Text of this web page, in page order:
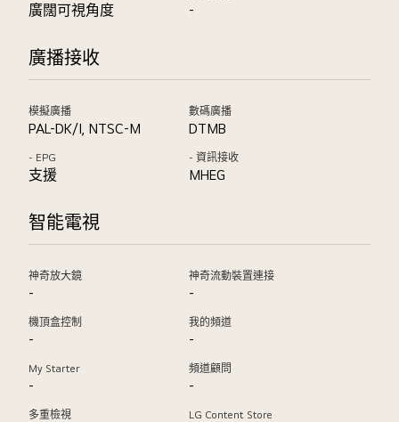
廣闊可視角度 -
廣播接收
模擬廣播
PAL-DK/I, NTSC-M
數碼廣播
DTMB
- EPG
支援
- 資訊接收
MHEG
智能電視
神奇放大鏡
-
神奇流動裝置連接
-
機頂盒控制
-
我的頻道
-
My Starter
-
頻道顧問
-
多重檢視 LG Content Store